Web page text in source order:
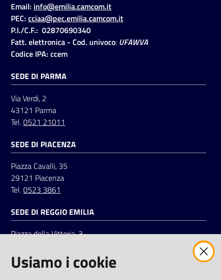
Email: info@emilia.camcom.it
PEC: cciaa@pec.emilia.camcom.it
P.I./C.F.: 02870690340
Fatt. elettronica - Cod. univoco: UFAWVA
Codice IPA: ccem
SEDE DI PARMA
Via Verdi, 2
43121 Parma
Tel.0521 21011
SEDE DI PIACENZA
Piazza Cavalli, 35
29121 Piacenza
Tel.0523 3861
SEDE DI REGGIO EMILIA
Piazza della Vittoria, 3
Tel.0522 7961
Usiamo i cookie